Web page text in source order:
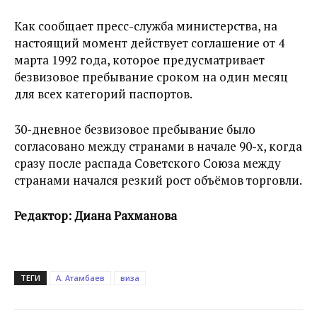
Как сообщает пресс-служба министерства, на
настоящий момент действует соглашение от 4
марта 1992 года, которое предусматривает
безвизовое пребывание сроком на один месяц
для всех категорий паспортов.
30-дневное безвизовое пребывание было
согласовано между странами в начале 90-х, когда
сразу после распада Советского Союза между
странами начался резкий рост объёмов торговли.
Редактор: Диана Рахманова
ТЕГИ А. Атамбаев виза